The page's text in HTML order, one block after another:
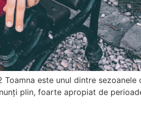
este unul dintre sezoanele
plin, foarte apropiat de